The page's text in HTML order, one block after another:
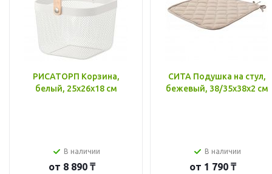
РИСАТОРП Корзина,
белый, 25x26x18 см
В наличии
от 8 890 ₸
СИТА Подушка на стул,
бежевый, 38/35x38x2 см
В наличии
от 1 790 ₸